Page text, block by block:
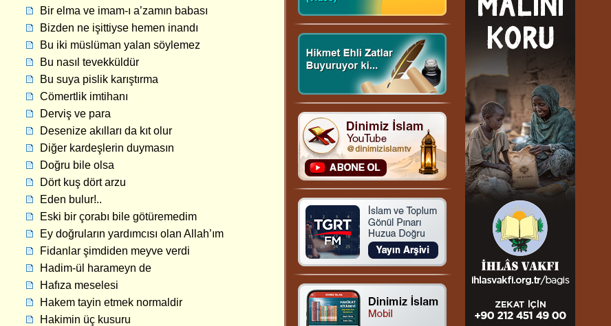
Bir elma ve imam-ı a’zamın babası
Bizden ne işittiyse hemen inandı
Bu iki müslüman yalan söylemez
Bu nasıl tevekküldür
Bu suya pislik karıştırma
Cömertlik imtihanı
Derviş ve para
Desenize akılları da kıt olur
Diğer kardeşlerin duymasın
Doğru bile olsa
Dört kuş dört arzu
Eden bulur!..
Eski bir çorabı bile götüremedim
Ey doğruların yardımcısı olan Allah’ım
Fidanlar şimdiden meyve verdi
Hadim-ül harameyn de
Hafıza meselesi
Hakem tayin etmek normaldir
Hakimin üç kusuru